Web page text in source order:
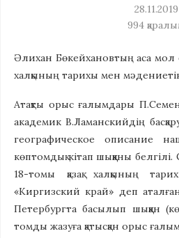
28.11.2019
994
Әлихан Бөкейхановтың аса мол
хал­қы­ның тарихы мен
Атақты орыс ғалымдары
академик В.Ла­манскийдің
географическое описание
көптомдық кітап шыққаны
18-томы қазақ халқының
«Киргизский край» деп
Петербургта басылып шыққан
томды жазуға қатысқан орыс